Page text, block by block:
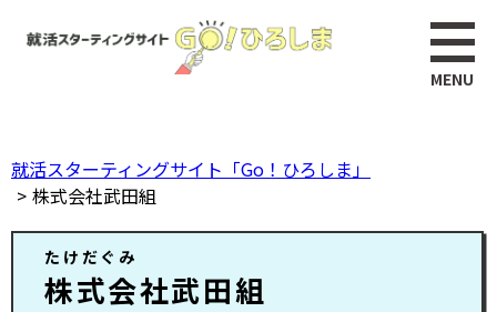
で
す。
就活スターティングサイト「Go！ひろしま」
株式会社武田組
たけだぐみ
株式会社武田組